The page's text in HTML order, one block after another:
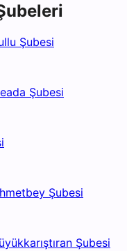
Şubesi
Şubesi
Şubesi
Şubesi